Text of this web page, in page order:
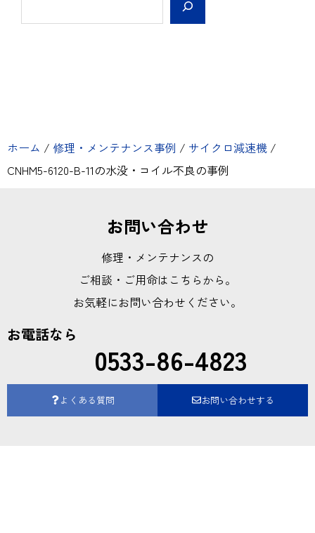
ホーム / 修理・メンテナンス事例 / サイクロ減速機 /
CNHM5-6120-B-11の水没・コイル不良の事例
お問い合わせ
修理・メンテナンスの
ご相談・ご用命はこちらから。
お気軽にお問い合わせください。
お電話なら
0533-86-4823
よくある質問 お問い合わせする